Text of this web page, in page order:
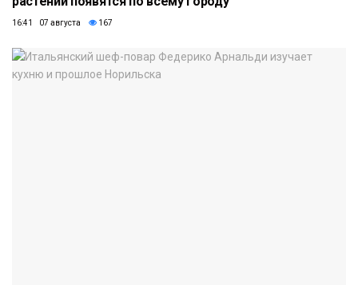
16:41 07 августа 167